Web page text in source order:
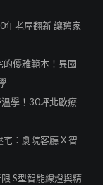
年老屋翻新 讓舊家
的優雅範本！異國
溫學！30坪北歐療
：劇院客廳 X 智
S型智能線燈與精